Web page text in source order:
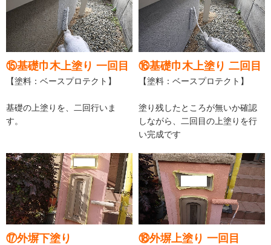
⑮基礎巾木上塗り 一回目
【塗料：ベースプロテクト】
基礎の上塗りを、二回行いま
す。
⑯基礎巾木上塗り 二回目
【塗料：ベースプロテクト】
塗り残したところが無いか確認
しながら、二回目の上塗りを行
い完成です
⑰外塀下塗り ⑱外塀上塗り 一回目